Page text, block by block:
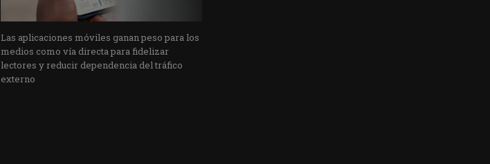
Las aplicaciones móviles ganan peso para los
medios como vía directa para fidelizar
lectores y reducir dependencia del tráfico
externo